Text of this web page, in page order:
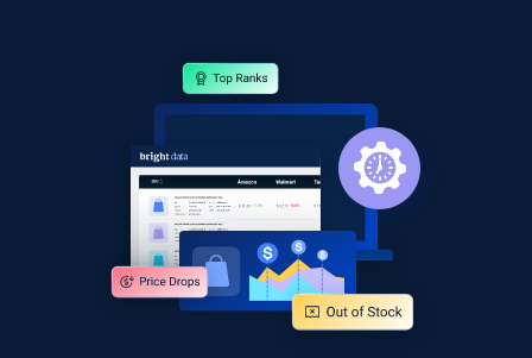
Comece agora
Home Depot US - Discover products by
specified URL
URL, Domain, Country code, Model number,